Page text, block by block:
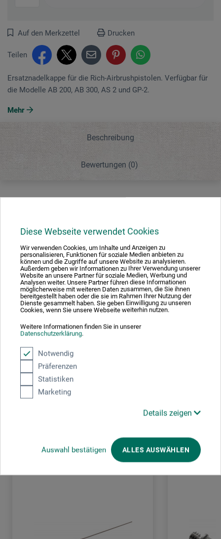
Diese Webseite verwendet Cookies
Wir verwenden Cookies, um Inhalte und Anzeigen zu
personalisieren, Funktionen für soziale Medien anbieten zu
können und die Zugriffe auf unsere Website zu analysieren.
Außerdem geben wir Informationen zu Ihrer Verwendung unserer
Website an unsere Partner für soziale Medien, Werbung und
Analysen weiter. Unsere Partner führen diese Informationen
möglicherweise mit weiteren Daten zusammen, die Sie ihnen
bereitgestellt haben oder die sie im Rahmen Ihrer Nutzung der
Dienste gesammelt haben. Sie geben Einwilligung zu unseren
Cookies, wenn Sie unsere Webseite weiterhin nutzen.
Weitere Informationen finden Sie in unserer
Datenschutzerklärung.
Notwendig
Präferenzen
Statistiken
Marketing
Details zeigen
Auswahl bestätigen ALLES AUSWÄHLEN
Auf den Merkzettel Drucken
Teilen
Ersatznadelkappe für die Rich-Airbrushpistolen. Verfügbar für
die Modelle AB 200, AB 300, AS 2 und GP-2.
Mehr
Beschreibung
Bewertungen (0)
für die Modelle AB 200, AB 300, AS 2 und GP-2.
Produktbewertungen (0)
Schreiben Sie die erste Bewertung zu diesem Produkt
Kunden kauften auch